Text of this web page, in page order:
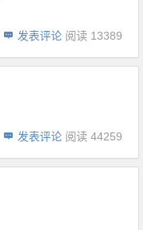
发表评论 阅读 13389
发表评论 阅读 44259